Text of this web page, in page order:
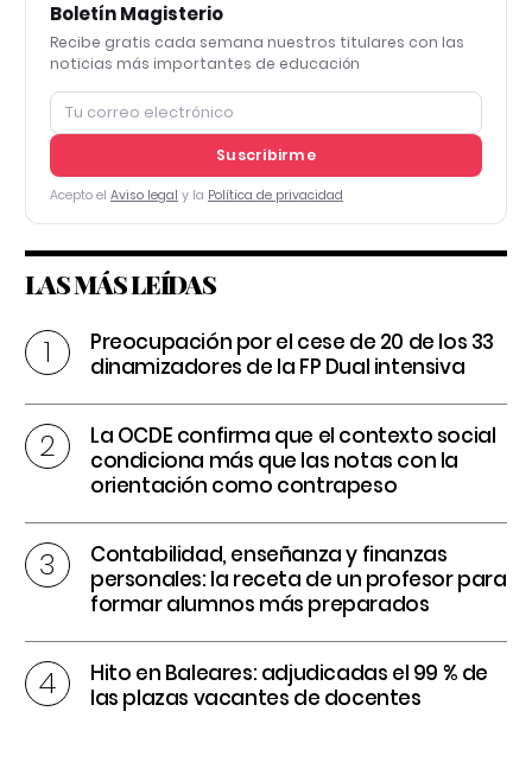
Boletín Magisterio
Recibe gratis cada semana nuestros titulares con las
noticias más importantes de educación
Suscribirme
Acepto el Aviso legal y la Política de privacidad
LAS MÁS LEÍDAS
Preocupación por el cese de 20 de los 33
dinamizadores de la FP Dual intensiva
La OCDE confirma que el contexto social
condiciona más que las notas con la
orientación como contrapeso
Contabilidad, enseñanza y finanzas
personales: la receta de un profesor para
formar alumnos más preparados
Hito en Baleares: adjudicadas el 99 % de
las plazas vacantes de docentes